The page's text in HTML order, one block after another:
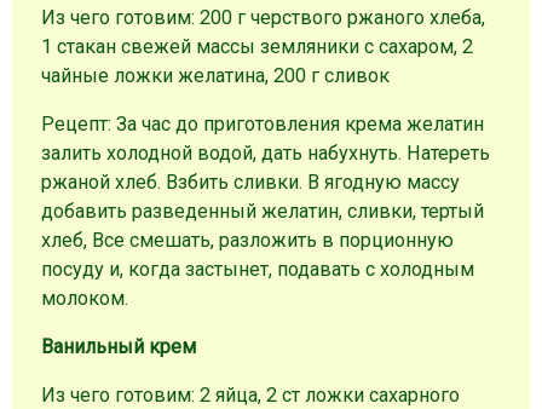
Из чего готовим: 200 г черствого ржаного хлеба,
1 стакан свежей массы земляники с сахаром, 2
чайные ложки желатина, 200 г сливок
Рецепт: За час до приготовления крема желатин
залить холодной водой, дать набухнуть. Натереть
ржаной хлеб. Взбить сливки. В ягодную массу
добавить разведенный желатин, сливки, тертый
хлеб, Все смешать, разложить в порционную
посуду и, когда застынет, подавать с холодным
молоком.
Ванильный крем
Из чего готовим: 2 яйца, 2 ст ложки сахарного